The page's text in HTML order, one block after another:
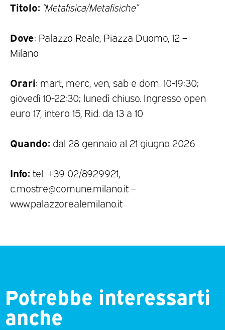
Titolo: “Metafisica/Metafisiche”
Dove: Palazzo Reale, Piazza Duomo, 12 –
Milano
Orari: mart, merc, ven, sab e dom. 10-19:30;
giovedì 10-22:30; lunedì chiuso. Ingresso open
euro 17, intero 15, Rid. da 13 a 10
Quando: dal 28 gennaio al 21 giugno 2026
Info: tel. +39 02/8929921,
c.mostre@comune.milano.it –
www.palazzorealemilano.it
Potrebbe interessarti
anche